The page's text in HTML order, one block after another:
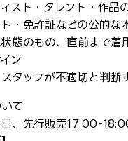
ィスト・タレント・作品
ト・免許証などの公的
状態のもの、直前まで着
ン
スタッフが不適切と判断
て
、先行販売17:00-